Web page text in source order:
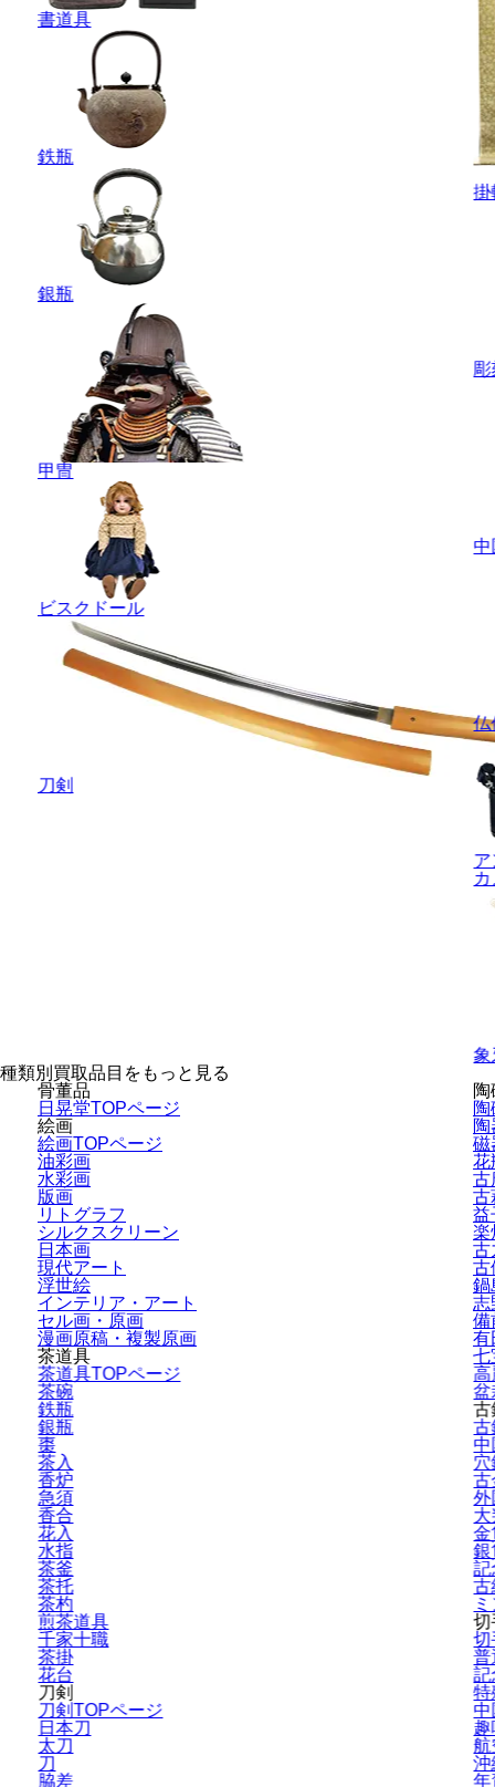
書道具
鉄瓶
銀瓶
甲冑
ビスクドール
刀剣
掛
彫
中
仏
ア
象
種類別買取品目をもっと見る
骨董品
日晃堂TOPページ
絵画
絵画TOPページ
油彩画
水彩画
版画
リトグラフ
シルクスクリーン
日本画
現代アート
浮世絵
インテリア・ アート
セル画・原画
漫画原稿・複製原画
茶道具
茶道具TOPページ
茶碗
鉄瓶
銀瓶
棗
茶入
香炉
急須
香合
花入
水指
茶釜
茶托
茶杓
煎茶道具
千家十職
茶掛
花台
刀剣
刀剣TOPページ
日本刀
太刀
刀
脇差
磁
花
古
古
益
楽
古
古
鍋
志
備
有
七
高
盆
古
古
中
穴
古
外
大
金
銀
記
古
切
切
普
記
特
中
趣
航
沖
年